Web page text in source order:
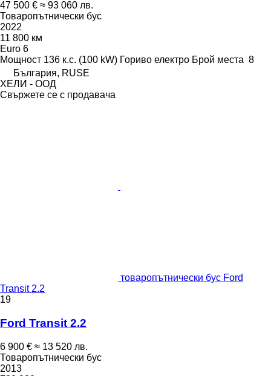
47 500 € ≈ 93 060 лв.
Товаропътнически бус
2022
11 800 км
Euro 6
Мощност 136 к.с. (100 kW) Гориво електро Брой места 8
България, RUSE
ХЕЛИ - ООД
Свържете се с продавача
товаропътнически бус Ford
Transit 2.2
19
Ford Transit 2.2
6 900 € ≈ 13 520 лв.
Товаропътнически бус
2013